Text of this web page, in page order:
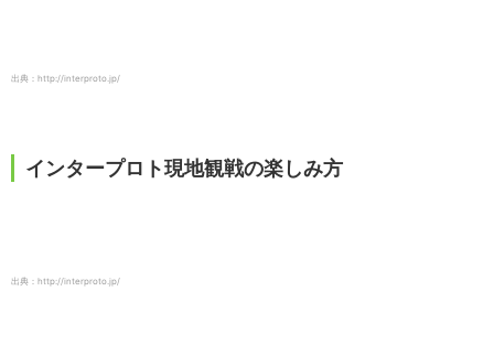
出典：http://interproto.jp/
インタープロト現地観戦の楽しみ方
出典：http://interproto.jp/